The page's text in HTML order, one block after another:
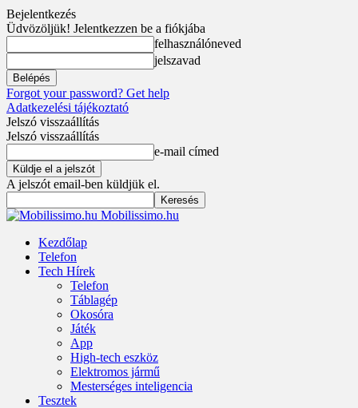
Bejelentkezés
Üdvözöljük! Jelentkezzen be a fiókjába
felhasználóneved
jelszavad
Forgot your password? Get help
Adatkezelési tájékoztató
Jelszó visszaállítás
Jelszó visszaállítás
e-mail címed
A jelszót email-ben küldjük el.
Mobilissimo.hu
Kezdőlap
Telefon
Tech Hírek
Telefon
Táblagép
Okosóra
Játék
App
High-tech eszköz
Elektromos jármű
Mesterséges inteligencia
Tesztek